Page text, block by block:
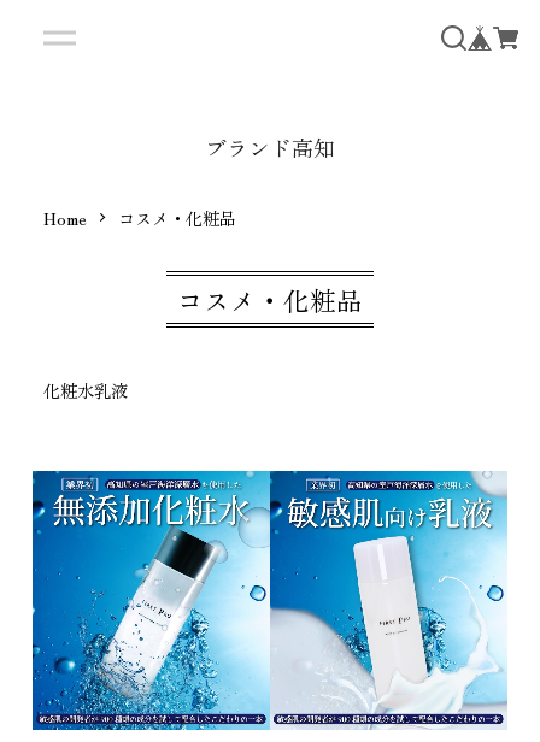
ブランド高知
Home コスメ・化粧品
コスメ・化粧品
化粧水乳液